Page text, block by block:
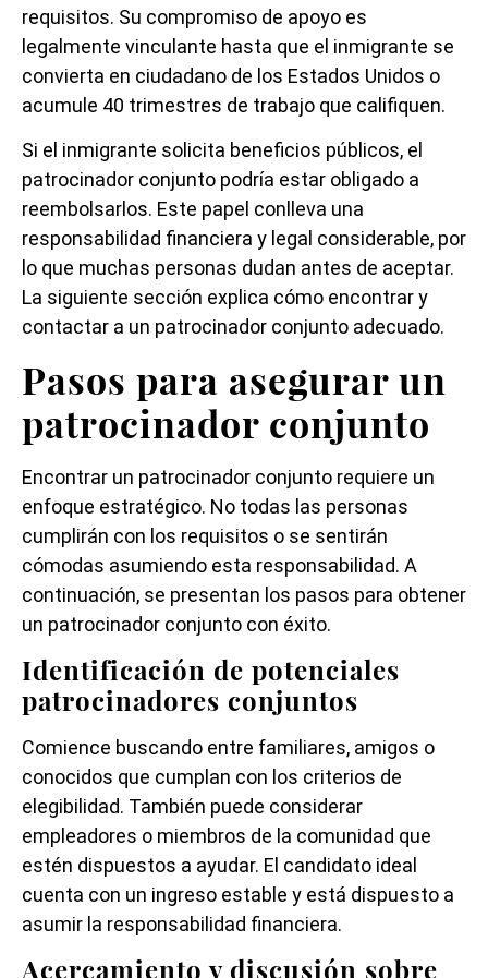
requisitos. Su compromiso de apoyo es
legalmente vinculante hasta que el inmigrante se
convierta en ciudadano de los Estados Unidos o
acumule 40 trimestres de trabajo que califiquen.
Si el inmigrante solicita beneficios públicos, el
patrocinador conjunto podría estar obligado a
reembolsarlos. Este papel conlleva una
responsabilidad financiera y legal considerable, por
lo que muchas personas dudan antes de aceptar.
La siguiente sección explica cómo encontrar y
contactar a un patrocinador conjunto adecuado.
Pasos para asegurar un
patrocinador conjunto
Encontrar un patrocinador conjunto requiere un
enfoque estratégico. No todas las personas
cumplirán con los requisitos o se sentirán
cómodas asumiendo esta responsabilidad. A
continuación, se presentan los pasos para obtener
un patrocinador conjunto con éxito.
Identificación de potenciales
patrocinadores conjuntos
Comience buscando entre familiares, amigos o
conocidos que cumplan con los criterios de
elegibilidad. También puede considerar
empleadores o miembros de la comunidad que
estén dispuestos a ayudar. El candidato ideal
cuenta con un ingreso estable y está dispuesto a
asumir la responsabilidad financiera.
Acercamiento y discusión sobre